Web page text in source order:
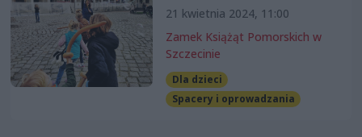
21 kwietnia 2024, 11:00
Zamek Książąt Pomorskich w
Szczecinie
Dla dzieci
Spacery i oprowadzania